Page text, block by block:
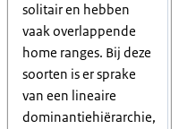
solitair en hebben
vaak overlappende
home ranges. Bij deze
soorten is er sprake
van een lineaire
dominantiehiërarchie,